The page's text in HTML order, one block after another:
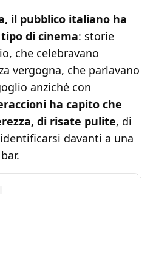
il pubblico italiano ha
di cinema: storie
che celebravano
vergogna, che parlavano
anziché con
ha capito che
di risate pulite, di
davanti a una